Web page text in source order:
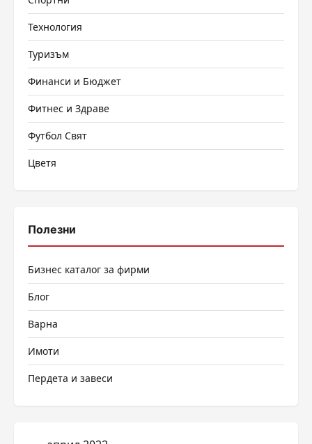
Технология
Туризъм
Финанси и Бюджет
Фитнес и Здраве
Футбол Свят
Цветя
Полезни
Бизнес каталог за фирми
Блог
Варна
Имоти
Пердета и завеси